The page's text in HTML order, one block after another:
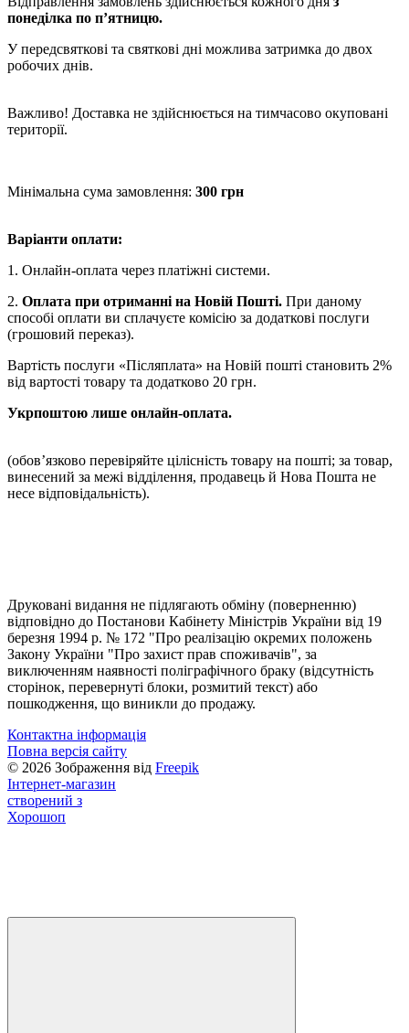
понеділка по п’ятницю.
У передсвяткові та святкові дні можлива затримка до двох
робочих днів.
Важливо! Доставка не здійснюється на тимчасово окуповані
території.
Мінімальна сума замовлення: 300 грн
Варіанти оплати:
1. Онлайн-оплата через платіжні системи.
2. Оплата при отриманні на Новій Пошті. При даному
способі оплати ви сплачуєте комісію за додаткові послуги
(грошовий переказ).
Вартість послуги «Післяплата» на Новій пошті становить 2%
від вартості товару та додатково 20 грн.
Укрпоштою лише онлайн-оплата.
(обовʼязково перевіряйте цілісність товару на пошті; за товар,
винесений за межі відділення, продавець й Нова Пошта не
несе відповідальність).
Друковані видання не підлягають обміну (поверненню)
відповідно до Постанови Кабінету Міністрів України від 19
березня 1994 р. № 172 "Про реалізацію окремих положень
Закону України "Про захист прав споживачів", за
виключенням наявності поліграфічного браку (відсутність
сторінок, перевернуті блоки, розмитий текст) або
пошкодження, що виникли до продажу.
Контактна інформація
Повна версія сайту
© 2026 Зображення від Freepik
Інтернет-магазин
створений з
Хорошоп